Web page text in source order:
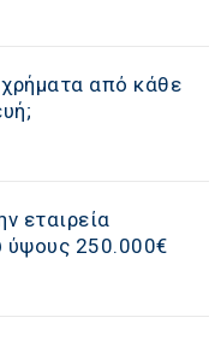
από κάθε
εταιρεία
ύψους 250.000€